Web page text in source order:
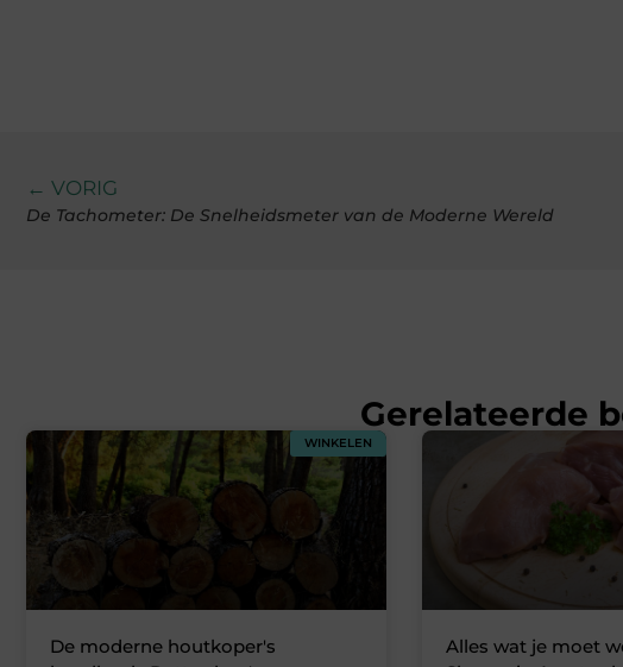
← VORIG
De Tachometer: De Snelheidsmeter van de Moderne Wereld
Gerelateerde
WINKELEN
De moderne houtkoper's
Alles wat je moet